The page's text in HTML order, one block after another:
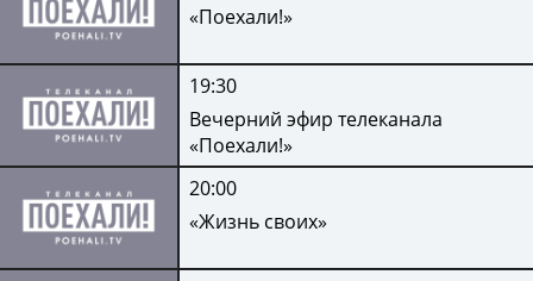
«Поехали!»
19:30
Вечерний эфир телеканала
«Поехали!»
20:00
«Жизнь своих»